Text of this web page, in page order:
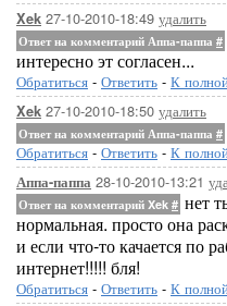
Xek 27-10-2010-18:49 удалить
Ответ на комментарий Аппа-паппа #
интересно эт согласен...
Обратиться - Ответить - К
Xek 27-10-2010-18:50 удалить
Ответ на комментарий Аппа-паппа #
Обратиться - Ответить - К
Аппа-паппа 28-10-2010-13:21
Ответ на комментарий Xek # нет
нормальная. просто она
и если что-то качается по
интернет!!!!! бля!
Обратиться - Ответить - К